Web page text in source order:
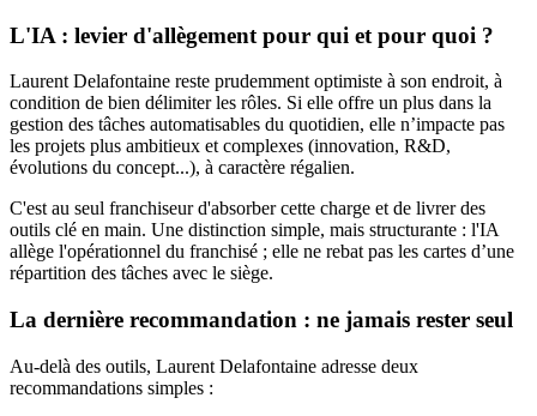
L'IA : levier d'allègement pour qui et pour quoi ?
Laurent Delafontaine reste prudemment optimiste à son endroit, à
condition de bien délimiter les rôles. Si elle offre un plus dans la
gestion des tâches automatisables du quotidien, elle n’impacte pas
les projets plus ambitieux et complexes (innovation, R&D,
évolutions du concept...), à caractère régalien.
C'est au seul franchiseur d'absorber cette charge et de livrer des
outils clé en main. Une distinction simple, mais structurante : l'IA
allège l'opérationnel du franchisé ; elle ne rebat pas les cartes d’une
répartition des tâches avec le siège.
La dernière recommandation : ne jamais rester seul
Au-delà des outils, Laurent Delafontaine adresse deux
recommandations simples :